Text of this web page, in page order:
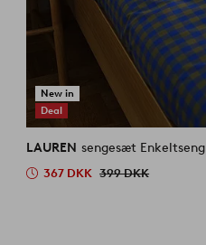
New in
Deal
LAUREN sengesæt Enkeltseng
367 DKK 399 DKK